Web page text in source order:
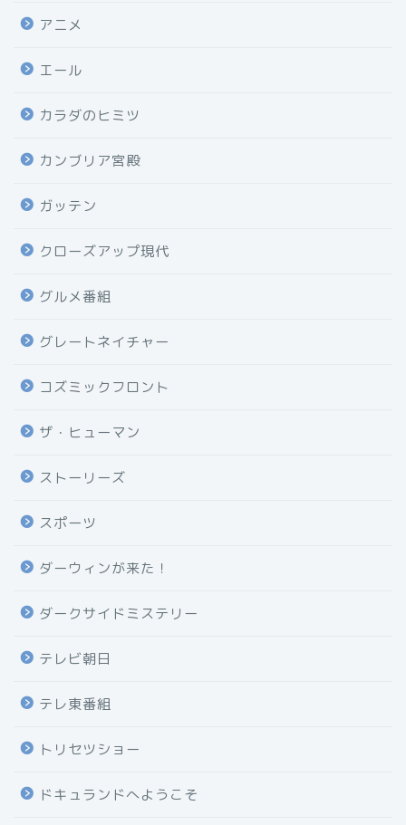
アニメ
エール
カラダのヒミツ
カンブリア宮殿
ガッテン
クローズアップ現代
グルメ番組
グレートネイチャー
コズミックフロント
ザ・ヒューマン
ストーリーズ
スポーツ
ダーウィンが来た！
ダークサイドミステリー
テレビ朝日
テレ東番組
トリセツショー
ドキュランドへようこそ